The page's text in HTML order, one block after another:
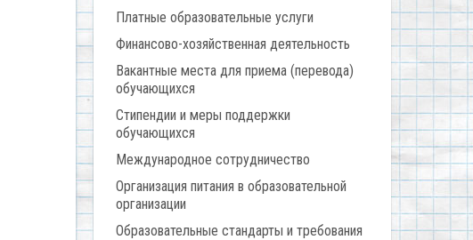
Платные образовательные услуги
Финансово-хозяйственная деятельность
Вакантные места для приема (перевода)
обучающихся
Стипендии и меры поддержки
обучающихся
Международное сотрудничество
Организация питания в образовательной
организации
Образовательные стандарты и требования